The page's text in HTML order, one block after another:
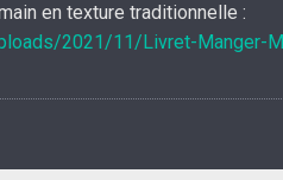
en texture traditionnelle :
2021/11/Livret-Manger-